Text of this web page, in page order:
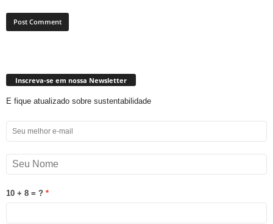
Inscreva-se em nossa Newsletter
E fique atualizado sobre sustentabilidade
10 + 8 = ?